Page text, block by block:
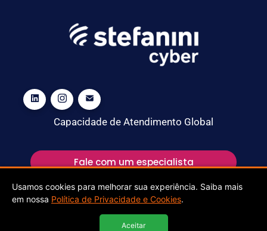
Capacidade de Atendimento Global
Fale com um especialista
Usamos cookies para melhorar sua experiência. Saiba mais
em nossa Política de Privacidade e Cookies.
Aceitar